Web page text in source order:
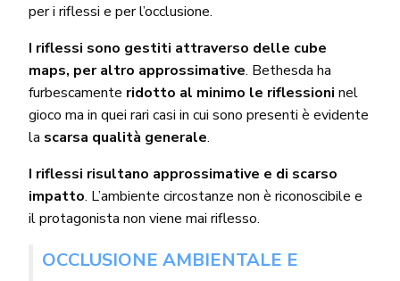
per i riflessi e per l’occlusione.
I riflessi sono gestiti attraverso delle cube
maps, per altro approssimative. Bethesda ha
furbescamente ridotto al minimo le riflessioni nel
gioco ma in quei rari casi in cui sono presenti è evidente
la scarsa qualità generale.
I riflessi risultano approssimative e di scarso
impatto. L’ambiente circostanze non è riconoscibile e
il protagonista non viene mai riflesso.
OCCLUSIONE AMBIENTALE E